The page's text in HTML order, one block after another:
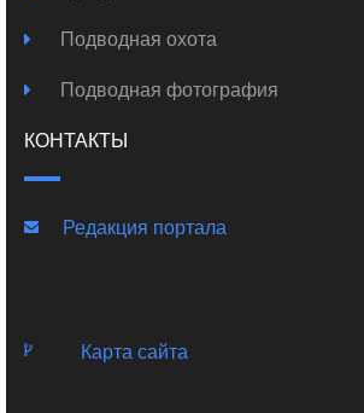
Подводная охота
Подводная фотография
КОНТАКТЫ
Редакция портала
Карта сайта